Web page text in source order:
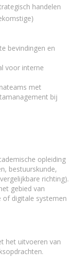
handelen
bevindingen en
voor interne
met
bij
opleiding
bestuurskunde,
richting).
gebied van
digitale systemen
het uitvoeren van